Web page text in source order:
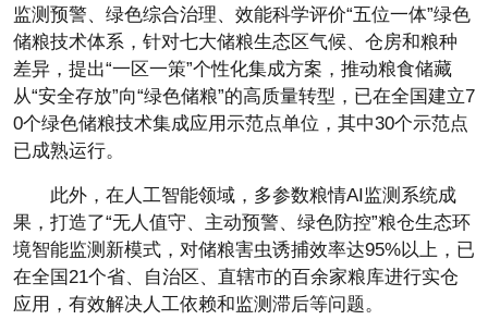
监测预警、绿色综合治理、效能科学评价“五位一体”绿色
储粮技术体系，针对七大储粮生态区气候、仓房和粮种
差异，提出“一区一策”个性化集成方案，推动粮食储藏
从“安全存放”向“绿色储粮”的高质量转型，已在全国建立7
0个绿色储粮技术集成应用示范点单位，其中30个示范点
已成熟运行。
此外，在人工智能领域，多参数粮情AI监测系统成
果，打造了“无人值守、主动预警、绿色防控”粮仓生态环
境智能监测新模式，对储粮害虫诱捕效率达95%以上，已
在全国21个省、自治区、直辖市的百余家粮库进行实仓
应用，有效解决人工依赖和监测滞后等问题。